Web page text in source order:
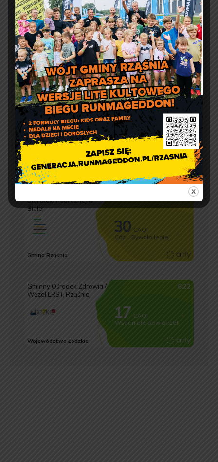
e-doręczenia:AE:PL-57726-56911-GBSAJ-23
adres email:gmina@rzasnia.pl
tel. 44 631-71-22 (biuro podawcze)
Godziny otwarcia Urzędu:
pon.: 9:00 – 17:00
wt. – pt.: 7:30 – 15:30
Jakość powietrza